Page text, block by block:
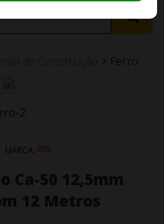
MARCA: BIG